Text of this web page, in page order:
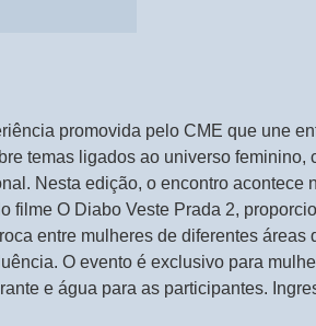
promovida pelo CME que une
temas ligados ao universo feminino,
Nesta edição, o encontro acontece
filme O Diabo Veste Prada 2,
entre mulheres de diferentes áreas
O evento é exclusivo para
e água para as participantes.